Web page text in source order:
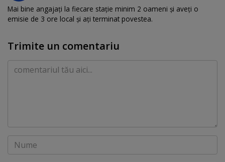
Mai bine angajați la fiecare stație minim 2 oameni și aveți o
emisie de 3 ore local și ați terminat povestea.
Trimite un comentariu
Comentariu
Nume